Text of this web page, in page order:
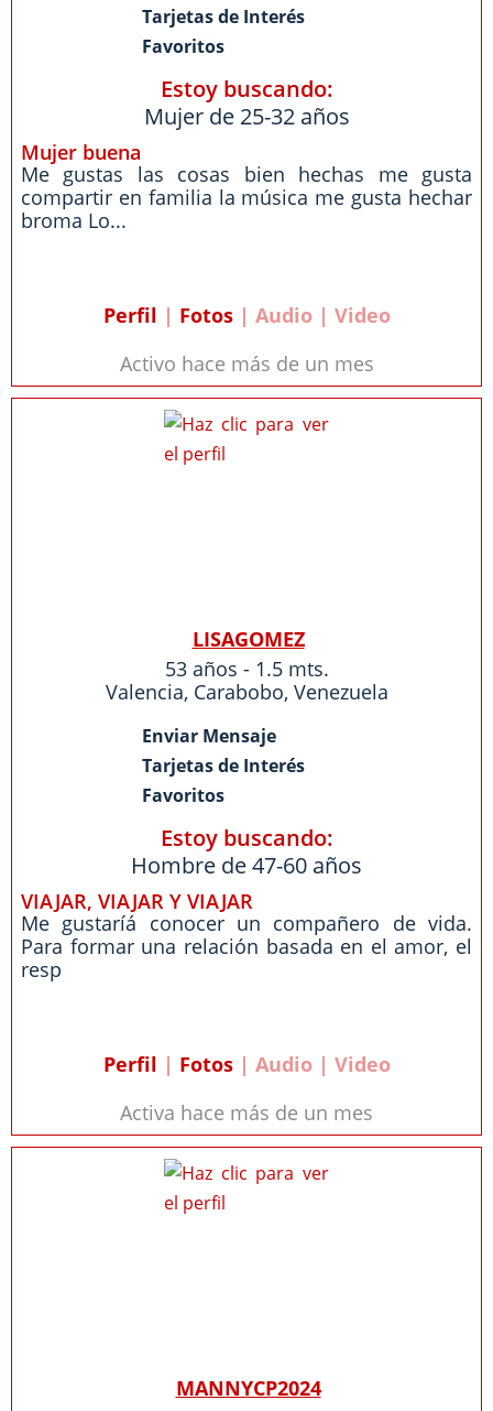
Tarjetas de Interés
Favoritos
Estoy buscando:
Mujer de 25-32 años
Mujer buena
Me gustas las cosas bien hechas me gusta
compartir en familia la música me gusta hechar
broma Lo...
Perfil | Fotos| Audio | Video
Activo hace más de un mes
LISAGOMEZ
53 años - 1.5 mts.
Valencia, Carabobo, Venezuela
Enviar Mensaje
Tarjetas de Interés
Favoritos
Estoy buscando:
Hombre de 47-60 años
VIAJAR, VIAJAR Y VIAJAR
Me gustaríá conocer un compañero de vida.
Para formar una relación basada en el amor, el
resp
Perfil | Fotos| Audio | Video
Activa hace más de un mes
MANNYCP2024